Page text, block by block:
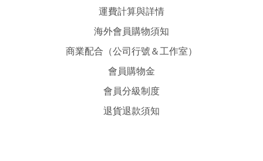
運費計算與詳情
海外會員購物須知
商業配合（公司行號＆工作室）
會員購物金
會員分級制度
退貨退款須知